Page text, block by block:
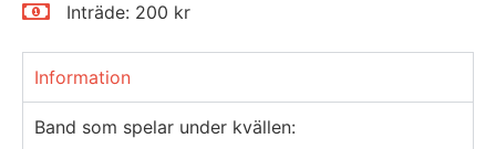
Inträde: 200 kr
Information
Band som spelar under kvällen: